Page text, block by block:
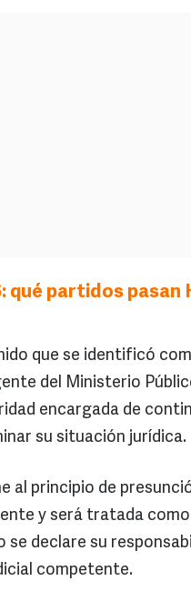
qué partidos pasan
que se identificó
del Ministerio
encargada de
su situación jurídica.
al principio de
y será tratada
se declare su
competente.